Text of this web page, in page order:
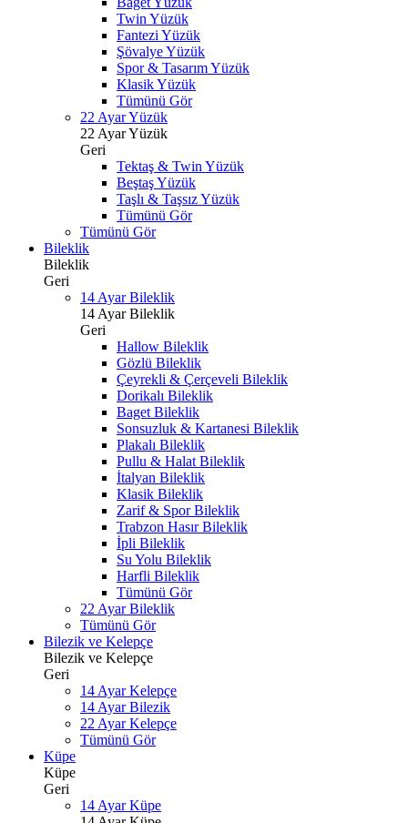
Twin Yüzük
Fantezi Yüzük
Şövalye Yüzük
Spor & Tasarım Yüzük
Klasik Yüzük
Tümünü Gör
22 Ayar Yüzük
22 Ayar Yüzük
Geri
Tektaş & Twin Yüzük
Beştaş Yüzük
Taşlı & Taşsız Yüzük
Tümünü Gör
Tümünü Gör
Bileklik
Bileklik
Geri
14 Ayar Bileklik
14 Ayar Bileklik
Geri
Hallow Bileklik
Gözlü Bileklik
Çeyrekli & Çerçeveli Bileklik
Dorikalı Bileklik
Baget Bileklik
Sonsuzluk & Kartanesi Bileklik
Plakalı Bileklik
Pullu & Halat Bileklik
İtalyan Bileklik
Klasik Bileklik
Zarif & Spor Bileklik
Trabzon Hasır Bileklik
İpli Bileklik
Su Yolu Bileklik
Harfli Bileklik
Tümünü Gör
22 Ayar Bileklik
Tümünü Gör
Bilezik ve Kelepçe
Bilezik ve Kelepçe
Geri
14 Ayar Kelepçe
14 Ayar Bilezik
22 Ayar Kelepçe
Tümünü Gör
Küpe
Küpe
Geri
14 Ayar Küpe